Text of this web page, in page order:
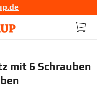
mit 6 Schrauben